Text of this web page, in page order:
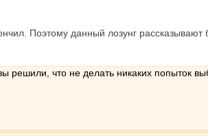
Поэтому данный лозунг
решили, что не делать никаких попыток